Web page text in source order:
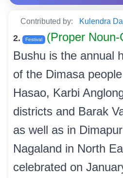
Contributed by: Kulendra
2. Festival
(Proper Noun-
Bushu is the annual
of the Dimasa
Hasao, Karbi
districts and Barak
as well as in
Nagaland in North
celebrated on